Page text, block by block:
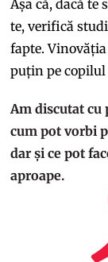
Așa că, dacă
te, verifică
fapte.
puțin pe copilul
Am discutat cu
cum pot vorbi
dar și ce pot
aproape.